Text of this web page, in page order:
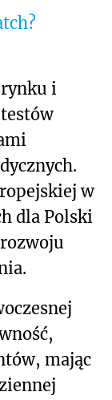
rynku i
w
dla Polski
mając